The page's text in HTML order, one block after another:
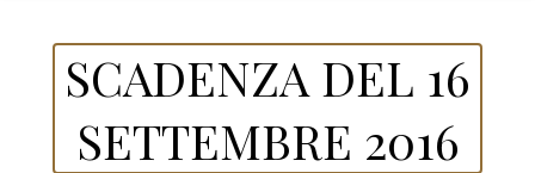
SCADENZA DEL 16
SETTEMBRE 2016